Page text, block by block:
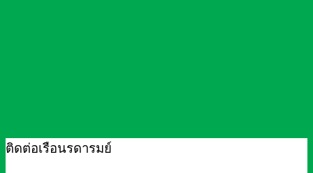
ติดต่อเรือนรดารมย์